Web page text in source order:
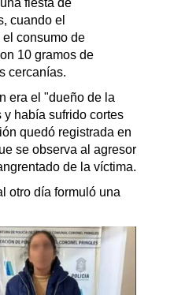
cuando el
consumo de
10 gramos de
cercanías.
era el "dueño de la
había sufrido cortes
quedó registrada en
se observa al agresor
de la víctima.
otro día formuló una